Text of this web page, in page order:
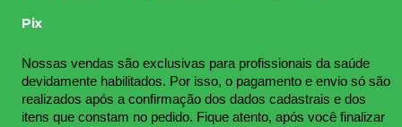
Pix
Nossas vendas são exclusivas para profissionais da saúde
devidamente habilitados. Por isso, o pagamento e envio só são
realizados após a confirmação dos dados cadastrais e dos
itens que constam no pedido. Fique atento, após você finalizar